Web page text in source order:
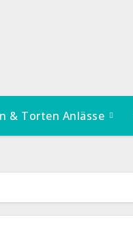
& Torten Anlässe